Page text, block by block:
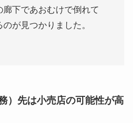
廊下であおむけで倒れて
が見つかりました。
）先は小売店の可能性が高